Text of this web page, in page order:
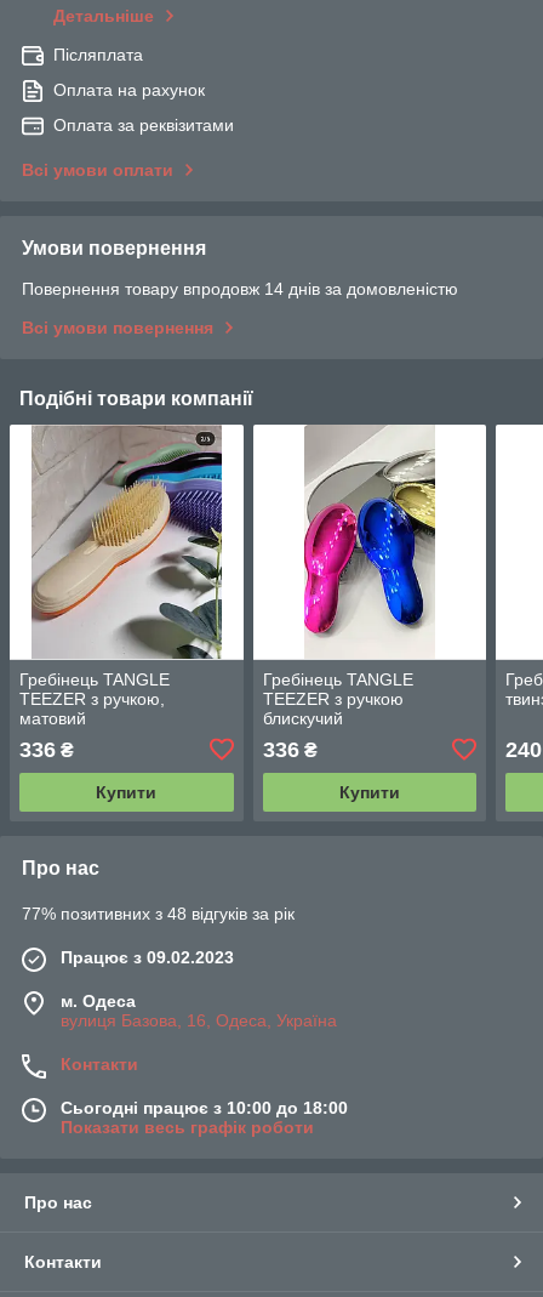
Детальніше
Післяплата
Оплата на рахунок
Оплата за реквізитами
Всі умови оплати
Умови повернення
Повернення товару впродовж 14 днів за домовленістю
Всі умови повернення
Подібні товари компанії
Гребінець TANGLE
TEEZER з ручкою,
матовий
336 ₴
Купити
Гребінець TANGLE
TEEZER з ручкою
блискучий
336₴
Купити
240
Про нас
77% позитивних з 48 відгуків за рік
Працює з 09.02.2023
м. Одеса
вулиця Базова, 16, Одеса, Україна
Контакти
Сьогодні працює з 10:00 до 18:00
Показати весь графік роботи
Про нас
Контакти